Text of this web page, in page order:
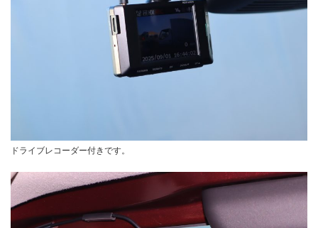
ドライブレコーダー付きです。